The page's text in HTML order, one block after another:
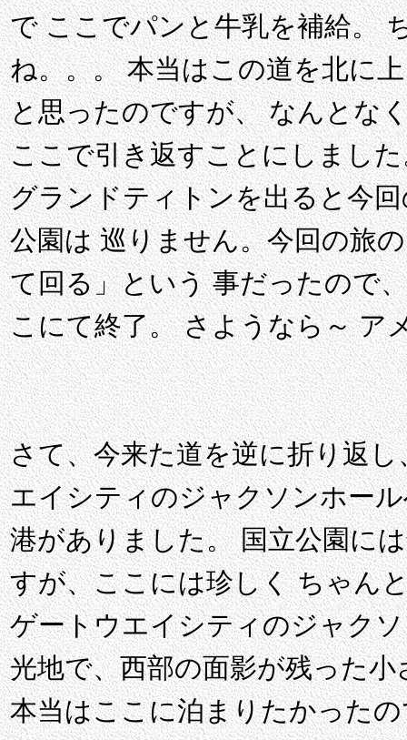
で ここでパンと牛乳を補給。
ね。。。 本当はこの道を北に
と思ったのですが、 なんとな
ここで引き返すことにしまし
グランドティトンを出ると今
公園は 巡りません。今回の旅
て回る」という 事だったので
こにて終了。 さようなら～ ア
さて、今来た道を逆に折り返
エイシティのジャクソンホー
港がありました。 国立公園に
すが、ここには珍しく ちゃん
ゲートウエイシティのジャク
光地で、西部の面影が残った
本当はここに泊まりたかった